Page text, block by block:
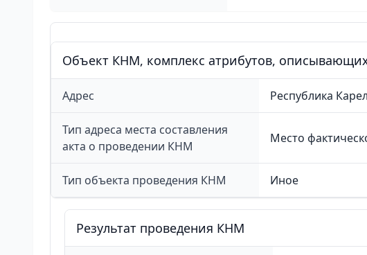
Объект КНМ, комплекс атрибутов,
Адрес Республика
Тип адреса места составления
акта о проведении КНМ
Место
Тип объекта проведения КНМ Иное
Результат проведения КНМ